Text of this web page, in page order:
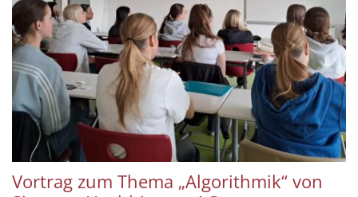
Vortrag zum Thema „Algorithmik“ von